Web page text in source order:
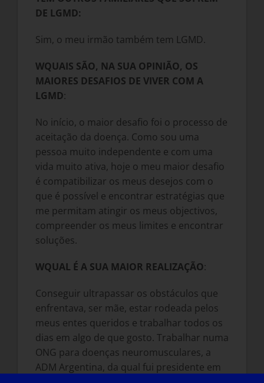
DE LGMD:
Sim, o meu irmão também tem LGMD.
WQUAIS SÃO, NA SUA OPINIÃO, OS
MAIORES DESAFIOS DE VIVER COM A
LGMD:
No início, o maior desafio foi o processo de
aceitação da doença. Como sou uma
pessoa muito independente e com uma
vida muito ativa, hoje o meu maior desafio
é compatibilizar os meus desejos com o
que é possível e encontrar estratégias que
me permitam atingir os meus objectivos,
compreender os meus limites e encontrar
soluções.
WQUAL É A SUA MAIOR REALIZAÇÃO:
Conseguir ultrapassar os obstáculos que
enfrentava, ser mãe, estar rodeada pelos
meus entes queridos e trabalhar todos os
dias em algo de que gosto. Trabalhar numa
ONG para doenças neuromusculares, a
ADM Argentina, da qual fui presidente em